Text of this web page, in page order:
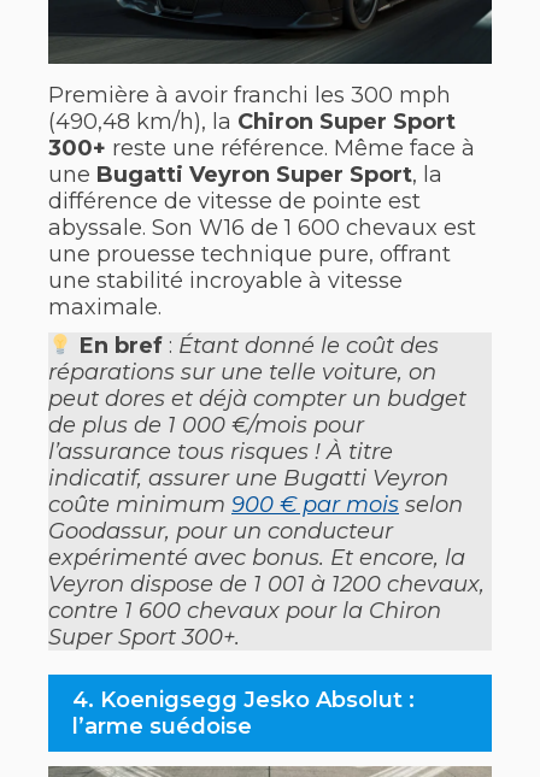
Première à avoir franchi les 300 mph
(490,48 km/h), la Chiron Super Sport
300+ reste une référence. Même face à
une Bugatti Veyron Super Sport, la
différence de vitesse de pointe est
abyssale. Son W16 de 1 600 chevaux est
une prouesse technique pure, offrant
une stabilité incroyable à vitesse
maximale.
En bref: Étant donné le coût des
réparations sur une telle voiture, on
peut dores et déjà compter un budget
de plus de 1 000 €/mois pour
l’assurance tous risques ! À titre
indicatif, assurer une Bugatti Veyron
coûte minimum 900 € par mois selon
Goodassur, pour un conducteur
expérimenté avec bonus. Et encore, la
Veyron dispose de 1 001 à 1200 chevaux,
contre 1 600 chevaux pour la Chiron
Super Sport 300+.
4. Koenigsegg Jesko Absolut :
l’arme suédoise